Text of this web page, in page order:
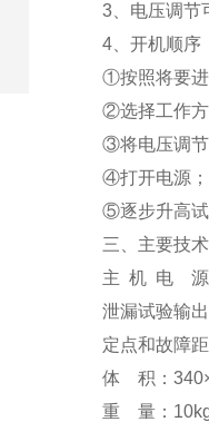
3、电压调节
4、开机顺序
①按照将要
②选择工作
③将电压调节
④打开电源；
⑤逐步升高
三、 主要技
主 机 电
泄漏试验输
定点和故障
体
积： 340
重
量：